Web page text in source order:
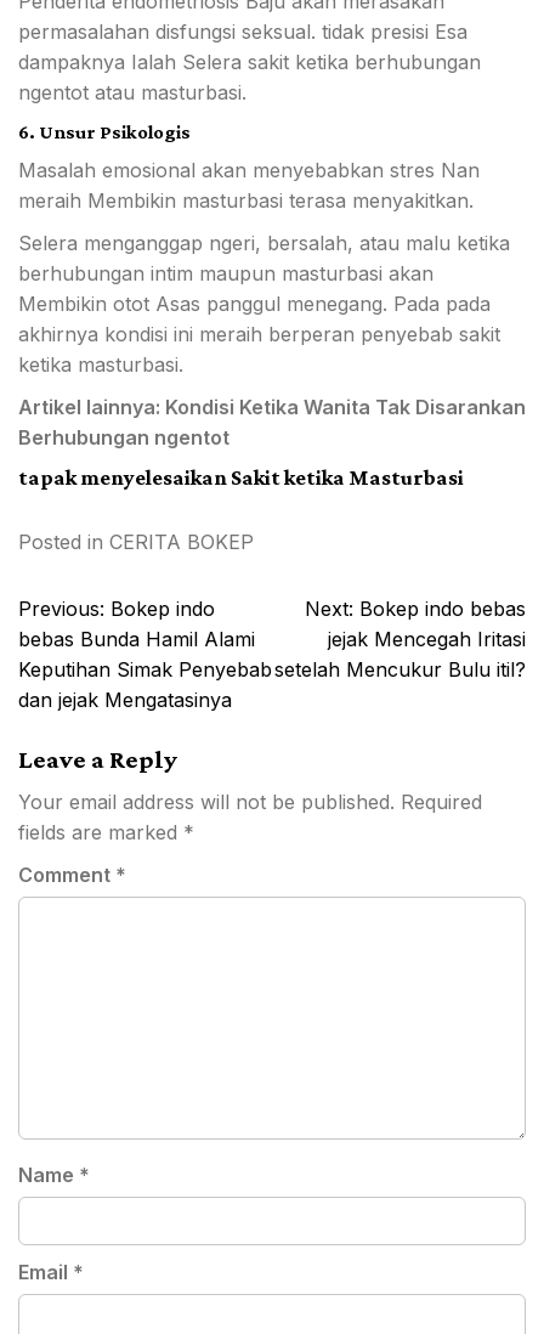
permasalahan disfungsi seksual. tidak presisi Esa
dampaknya Ialah Selera sakit ketika berhubungan
ngentot atau masturbasi.
6. Unsur Psikologis
Masalah emosional akan menyebabkan stres Nan
meraih Membikin masturbasi terasa menyakitkan.
Selera menganggap ngeri, bersalah, atau malu ketika
berhubungan intim maupun masturbasi akan
Membikin otot Asas panggul menegang. Pada pada
akhirnya kondisi ini meraih berperan penyebab sakit
ketika masturbasi.
Artikel lainnya: Kondisi Ketika Wanita Tak Disarankan
Berhubungan ngentot
tapak menyelesaikan Sakit ketika Masturbasi
Posted in CERITA BOKEP
Post
navigation
Previous: Bokep indo
bebas Bunda Hamil Alami
Keputihan Simak Penyebab
dan jejak Mengatasinya
Next: Bokep indo bebas
jejak Mencegah Iritasi
setelah Mencukur Bulu itil?
Leave a Reply
Your email address will not be published. Required
fields are marked *
Comment *
Name *
Email *